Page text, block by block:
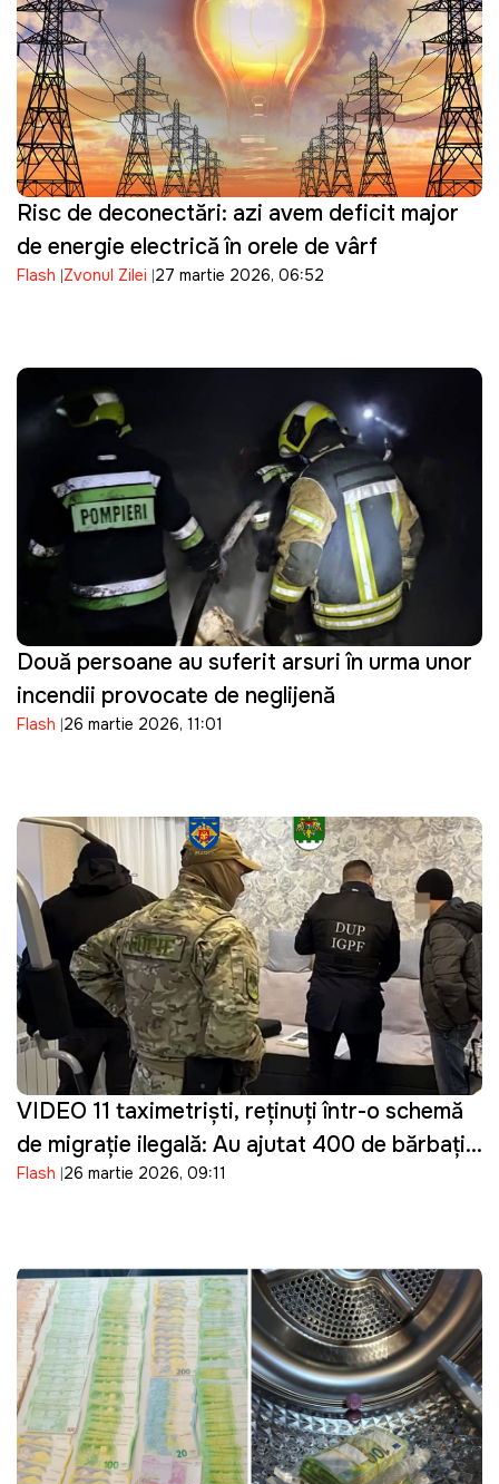
Risc de deconectări: azi avem deficit major
de energie electrică în orele de vârf
Flash Zvonul Zilei 27 martie 2026, 06:52
Două persoane au suferit arsuri în urma unor
incendii provocate de neglijență
Flash 26 martie 2026, 11:01
VIDEO 11 taximetriști, reținuți într-o schemă
de migrație ilegală: Au ajutat 400 de bărbați
din Ucraina să intre ilegal în Moldova
Flash 26 martie 2026, 09:11